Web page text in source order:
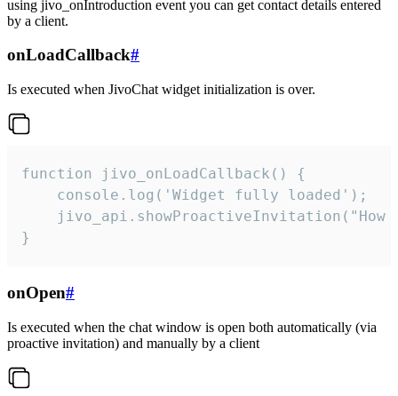
using jivo_onIntroduction event you can get contact details entered
by a client.
onLoadCallback#
Is executed when JivoChat widget initialization is over.
function jivo_onLoadCallback() {
    console.log('Widget fully loaded');
jivo_api.showProactiveInvitation("How
}
onOpen#
Is executed when the chat window is open both automatically (via
proactive invitation) and manually by a client